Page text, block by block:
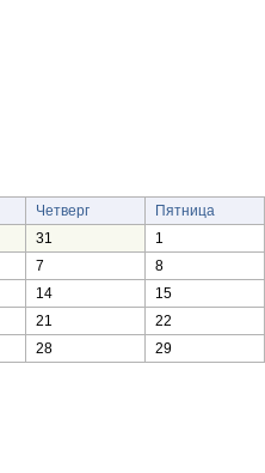
Четверг Пятница
31 1
7 8
14 15
21 22
28 29